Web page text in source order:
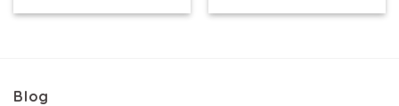
Blog